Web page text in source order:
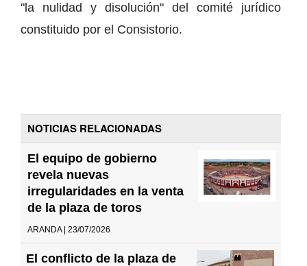
"la nulidad y disolución" del comité jurídico
constituido por el Consistorio.
NOTICIAS RELACIONADAS
El equipo de gobierno
revela nuevas
irregularidades en la venta
de la plaza de toros
ARANDA | 23/07/2026
El conflicto de la plaza de